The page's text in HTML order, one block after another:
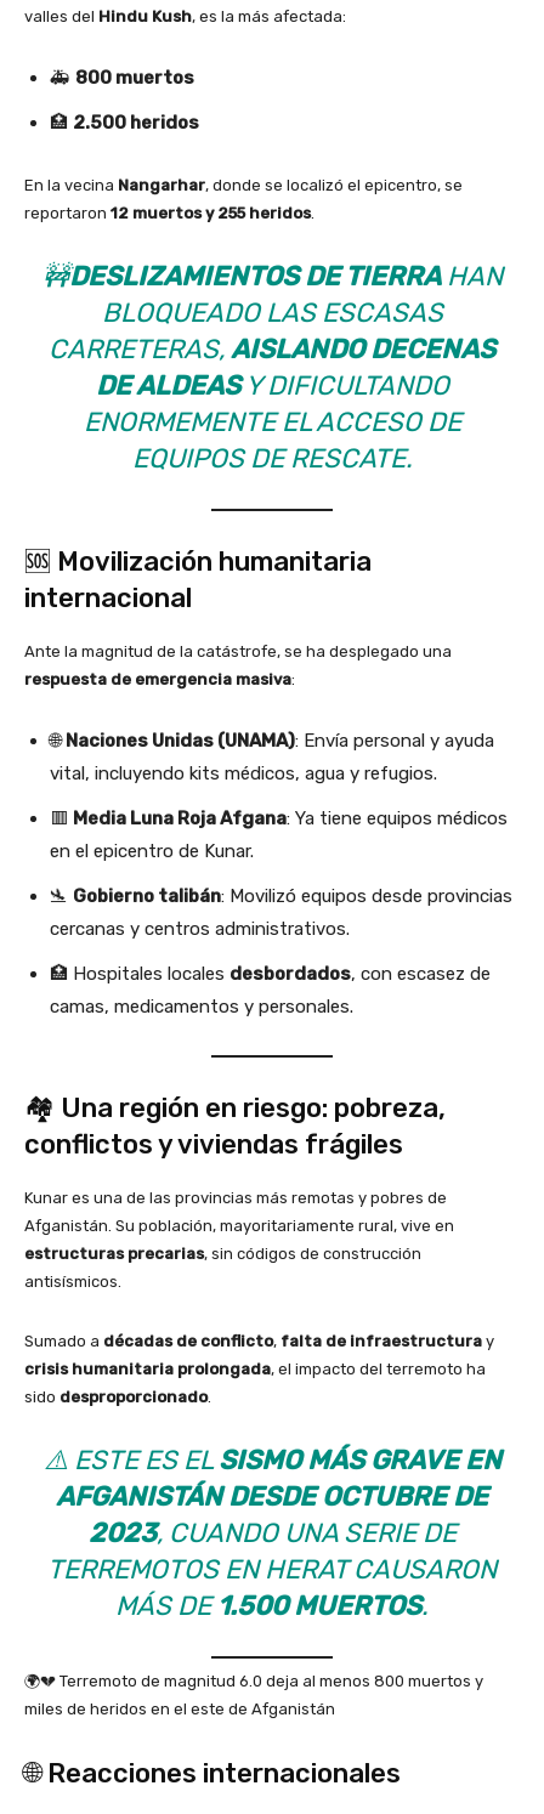
valles del Hindu Kush, es la más afectada:
🚑 800 muertos
🏥 2.500 heridos
En la vecina Nangarhar, donde se localizó el epicentro, se
reportaron 12 muertos y 255 heridos.
🚧DESLIZAMIENTOS DE TIERRAHAN
BLOQUEADO LAS ESCASAS
CARRETERAS,AISLANDO DECENAS
DE ALDEASY DIFICULTANDO
ENORMEMENTE EL ACCESO DE
EQUIPOS DE RESCATE.
🆘 Movilización humanitaria
internacional
Ante la magnitud de la catástrofe, se ha desplegado una
respuesta de emergencia masiva:
🌐Naciones Unidas (UNAMA): Envía personal y ayuda
vital, incluyendo kits médicos, agua y refugios.
🟥 Media Luna Roja Afgana: Ya tiene equipos médicos
en el epicentro de Kunar.
🛬 Gobierno talibán: Movilizó equipos desde provincias
cercanas y centros administrativos.
🏥 Hospitales locales desbordados, con escasez de
camas, medicamentos y personales.
🏘️ Una región en riesgo: pobreza,
conflictos y viviendas frágiles
Kunar es una de las provincias más remotas y pobres de
Afganistán. Su población, mayoritariamente rural, vive en
estructuras precarias, sin códigos de construcción
antisísmicos.
Sumado a décadas de conflicto, falta de infraestructura y
crisis humanitaria prolongada, el impacto del terremoto ha
sido desproporcionado.
⚠️ ESTE ES ELSISMO MÁS GRAVE EN
AFGANISTÁN DESDE OCTUBRE DE
2023, CUANDO UNA SERIE DE
TERREMOTOS EN HERAT CAUSARON
MÁS DE1.500 MUERTOS.
🌍💔 Terremoto de magnitud 6.0 deja al menos 800 muertos y
miles de heridos en el este de Afganistán
🌐 Reacciones internacionales